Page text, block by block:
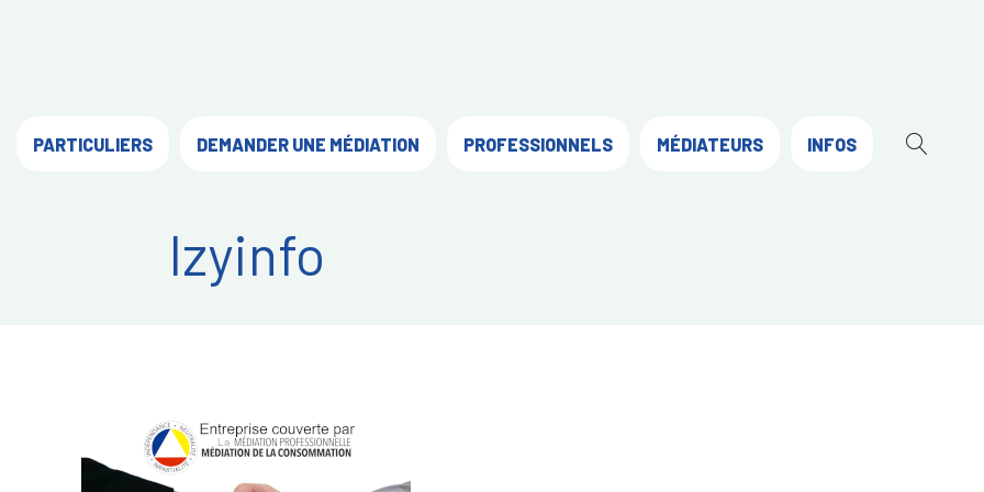
PARTICULIERS DEMANDER UNE MÉDIATION PROFESSIONNELS MÉDIATEURS INFOS
Izyinfo